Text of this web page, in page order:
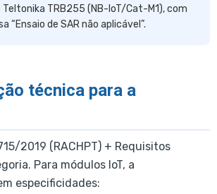
Teltonika TRB255 (NB-IoT/Cat-M1), com
“Ensaio de SAR não aplicável”.
técnica para a
2019 (RACHPT) + Requisitos
Para módulos IoT, a
especificidades: